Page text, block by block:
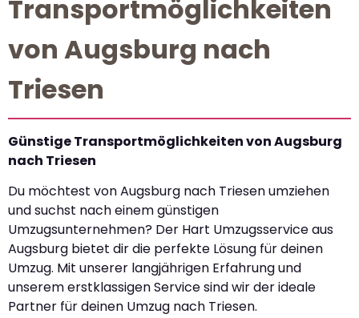
Transportmöglichkeiten
von Augsburg nach
Triesen
Günstige Transportmöglichkeiten von Augsburg
nach Triesen
Du möchtest von Augsburg nach Triesen umziehen
und suchst nach einem günstigen
Umzugsunternehmen? Der Hart Umzugsservice aus
Augsburg bietet dir die perfekte Lösung für deinen
Umzug. Mit unserer langjährigen Erfahrung und
unserem erstklassigen Service sind wir der ideale
Partner für deinen Umzug nach Triesen.